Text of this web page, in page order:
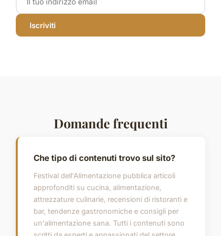
Iscriviti
Domande frequenti
Che tipo di contenuti trovo sul sito?
Festival dell'Alimentazione pubblica articoli
approfonditi su cucina, alimentazione,
attrezzature culinarie, recensioni di ristoranti e
bar, tendenze gastronomiche e consigli per
un'alimentazione sana. Tutti i contenuti sono